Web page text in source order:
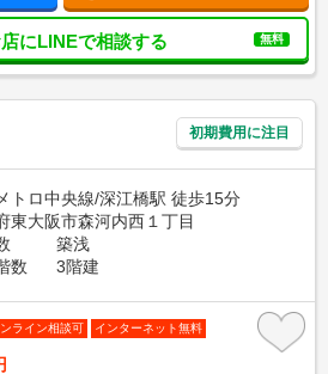
にLINEで相談する 無料
初期費用に注目
トロ中央線/深江橋駅 徒歩15分
東大阪市森河内西１丁目
築浅
数
3階建
ライン相談可 インターネット無料